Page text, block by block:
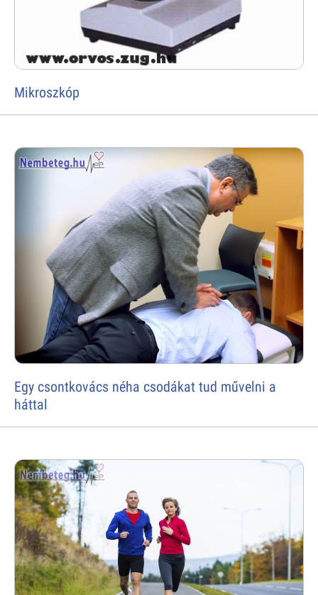
Mikroszkóp
Egy csontkovács néha csodákat tud művelni a
háttal